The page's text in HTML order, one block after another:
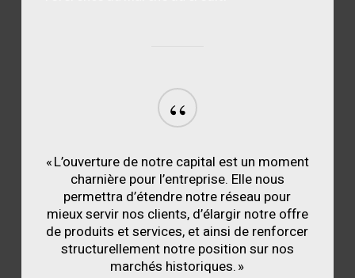
“
« L’ouverture de notre capital est un moment
charnière pour l’entreprise. Elle nous
permettra d’étendre notre réseau pour
mieux servir nos clients, d’élargir notre offre
de produits et services, et ainsi de renforcer
structurellement notre position sur nos
marchés historiques. »